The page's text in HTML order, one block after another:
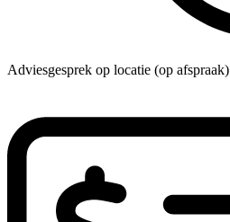
Adviesgesprek op locatie (op afspraak)